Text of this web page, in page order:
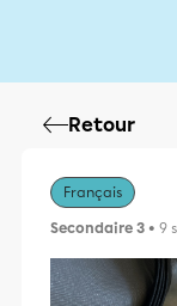
Retour
Français
Secondaire 3 • 9